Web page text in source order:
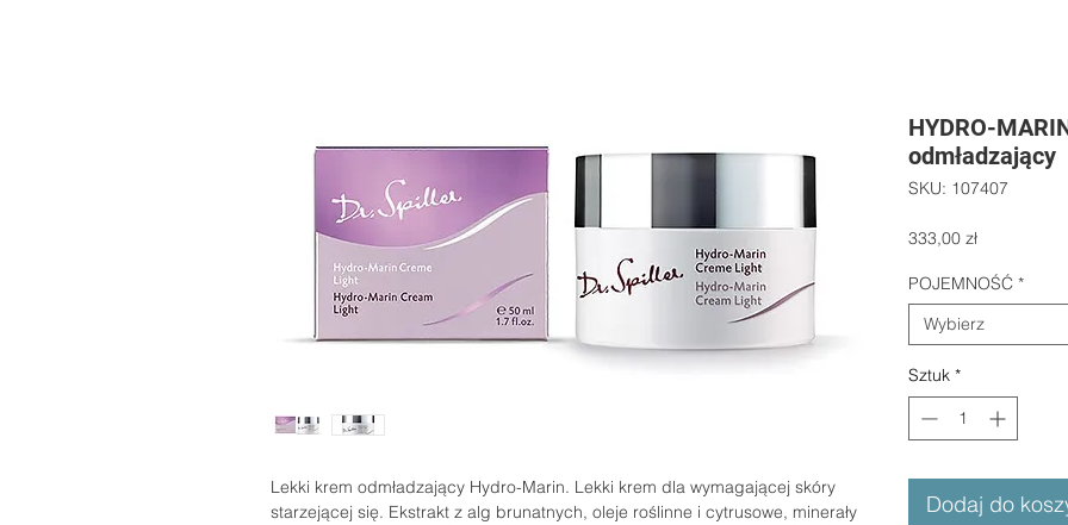
Lekki krem odmładzający Hydro-Marin. Lekki krem dla wymagającej skóry
starzejącej się. Ekstrakt z alg brunatnych, oleje roślinne i cytrusowe, minerały
HYDRO-
odmładzający
SKU: 107407
333,00 złCena
POJEMNOŚĆ *
Wybierz
Sztuk *
Dodaj do